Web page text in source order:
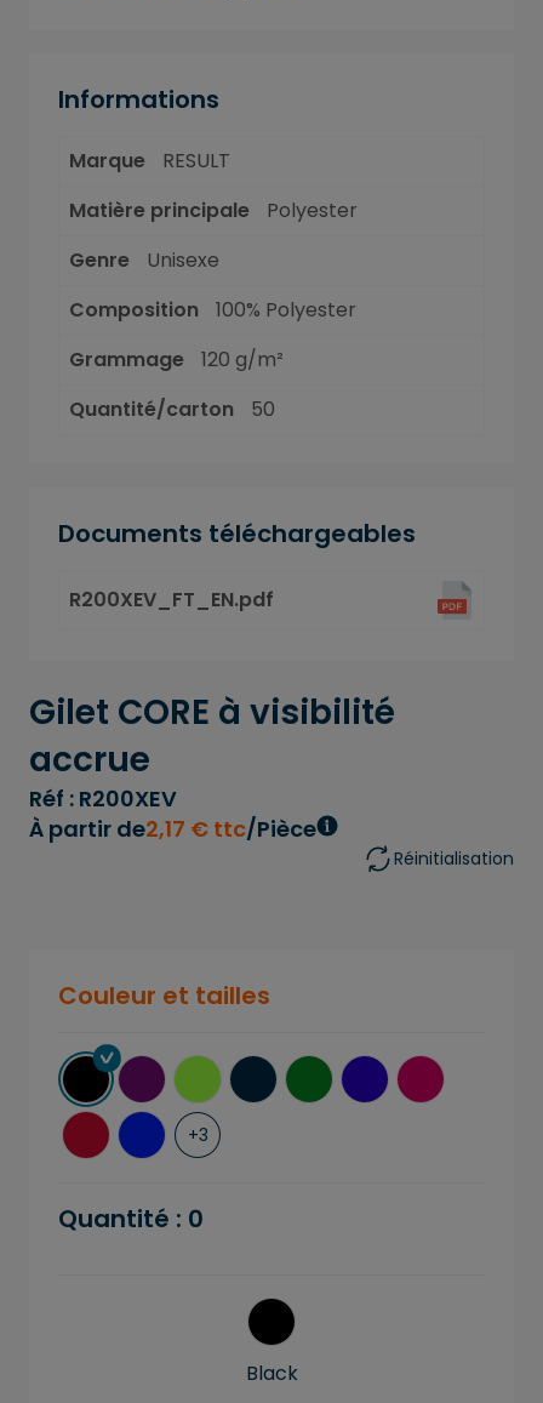
Informations
Marque
RESULT
Matière principale
Polyester
Genre
Unisexe
Composition
100% Polyester
Grammage
120 g/m²
Quantité/carton
50
Documents téléchargeables
R200XEV_FT_EN.pdf
Gilet CORE à visibilité
accrue
Réf : R200XEV
À partir de2,17 € ttc/Pièce
Réinitialisation
Couleur et tailles
+3
Quantité : 0
Black